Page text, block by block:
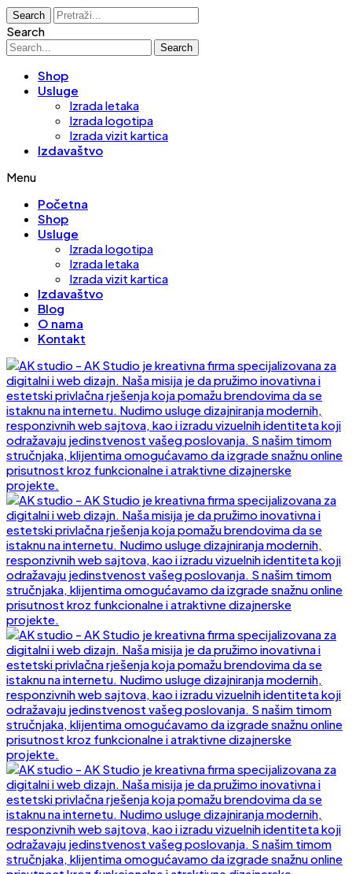
Search
Search
Search
Shop
Usluge
Izrada letaka
Izrada logotipa
Izrada vizit kartica
Izdavaštvo
Menu
Početna
Shop
Usluge
Izrada logotipa
Izrada letaka
Izrada vizit kartica
Izdavaštvo
Blog
O nama
Kontakt